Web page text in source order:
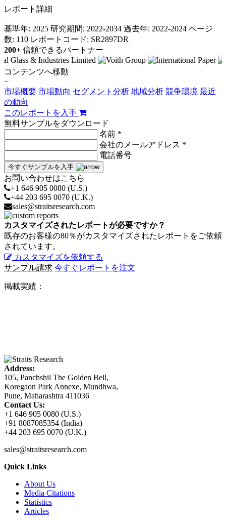
レポート詳細
−
基準年: 2025 研究期間: 2022-2034 過去年: 2022-2024 ページ
数: 110 レポートコード: SR2897DR
200+ 信頼できるパートナー
コンテンツへ移動
−
市場概要 市場動向 セグメント分析 地域分析 競争環境 最近
の動向
このレポートを入手
無料サンプルをダウンロード
名前 *
会社のメールアドレス *
電話番号
今すぐサンプルを入手
お問い合わせはこちら
+1 646 905 0080 (U.S.)
+44 203 695 0070 (U.K.)
sales@straitsresearch.com
カスタマイズされたレポートが必要ですか？
既存のお客様の80％がカスタマイズされたレポートをご依頼
されています。
カスタマイズを依頼する
サンプル請求 今すぐレポートを注文
掲載実績：
Address:
105, Panchshil The Golden Bell,
Koregaon Park Annexe, Mundhwa,
Pune, Maharashtra 411036
Contact Us:
+1 646 905 0080 (U.S.)
+91 8087085354 (India)
+44 203 695 0070 (U.K.)
sales@straitsresearch.com
Quick Links
About Us
Media Citations
Statistics
Articles